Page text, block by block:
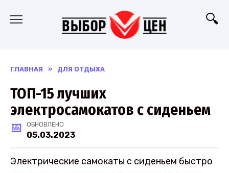
ГЛАВНАЯ » ДЛЯ ОТДЫХА
ТОП-15 лучших
электросамокатов с сиденьем
ОБНОВЛЕНО
05.03.2023
Электрические самокаты с сиденьем быстро